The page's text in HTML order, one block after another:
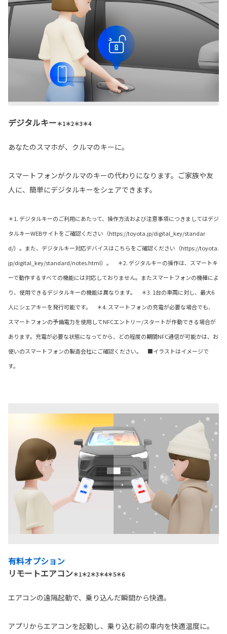
デジタルキー＊1＊2＊3＊4
あなたのスマホが、クルマのキーに。
スマートフォンがクルマのキーの代わりになります。ご家族や友
人に、簡単にデジタルキーをシェアできます。
＊1. デジタルキーのご利用にあたって、操作方法および注意事項につきましてはデジ
タルキーWEBサイトをご確認ください（https://toyota.jp/digital_key/standar
d/）。また、デジタルキー対応デバイスはこちらをご確認ください（https://toyota.
jp/digital_key/standard/notes.html）。 ＊2. デジタルキーの操作は、スマートキ
ーで動作するすべての機能には対応しておりません。またスマートフォンの機種によ
り、使用できるデジタルキーの機能は異なります。 ＊3. 1台の車両に対し、最大6
人にシェアキーを発行可能です。 ＊4. スマートフォンの充電が必要な場合でも、
スマートフォンの予備電力を使用してNFCエントリー/スタートが作動できる場合が
あります。充電が必要な状態になってから、どの程度の期間NFC通信が可能かは、お
使いのスマートフォンの製造会社にご確認ください。 ■イラストはイメージで
す。
有料オプション
リモートエアコン＊1＊2＊3＊4＊5＊6
エアコンの遠隔起動で、乗り込んだ瞬間から快適。
アプリからエアコンを起動し、乗り込む前の車内を快適温度に。